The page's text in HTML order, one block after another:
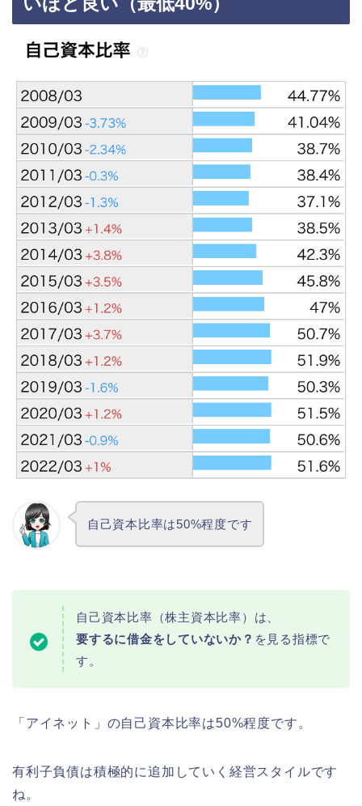
自己資本比率は50%程度です
自己資本比率（株主資本比率）は、
要するに借金をしていないか？ を見る指標で
す。
「アイネット」の自己資本比率は50%程度です。
有利子負債は積極的に追加していく経営スタイルです
ね。